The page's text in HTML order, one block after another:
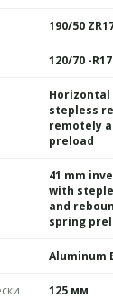
190/50
120/70 -R17
Horizontal
stepless
remotely
preload
41 mm
with
and
spring
Aluminum
125 мм